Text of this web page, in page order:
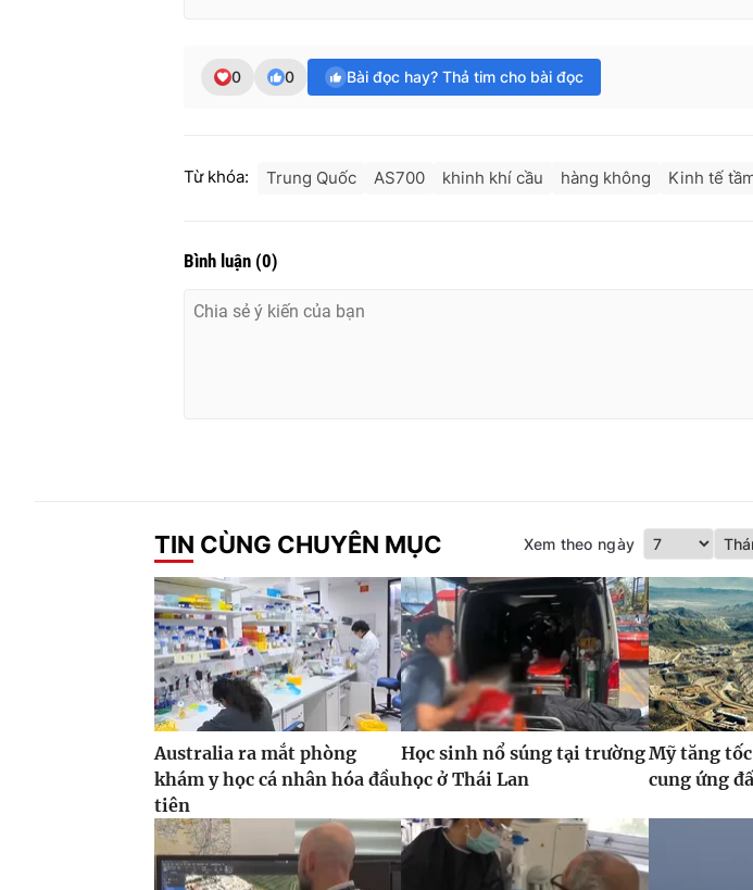
0 0 Bài đọc hay? Thả tim cho bài đọc
Từ khóa: Trung Quốc AS700 khinh khí cầu hàng không Kinh tế
Bình luận (0)
TIN CÙNG CHUYÊN MỤC Xem theo ngày
Australia ra mắt phòng
khám y học cá nhân hóa đầu
tiên
Học sinh nổ súng tại trường
học ở Thái Lan
Mỹ tăng
cung ứng